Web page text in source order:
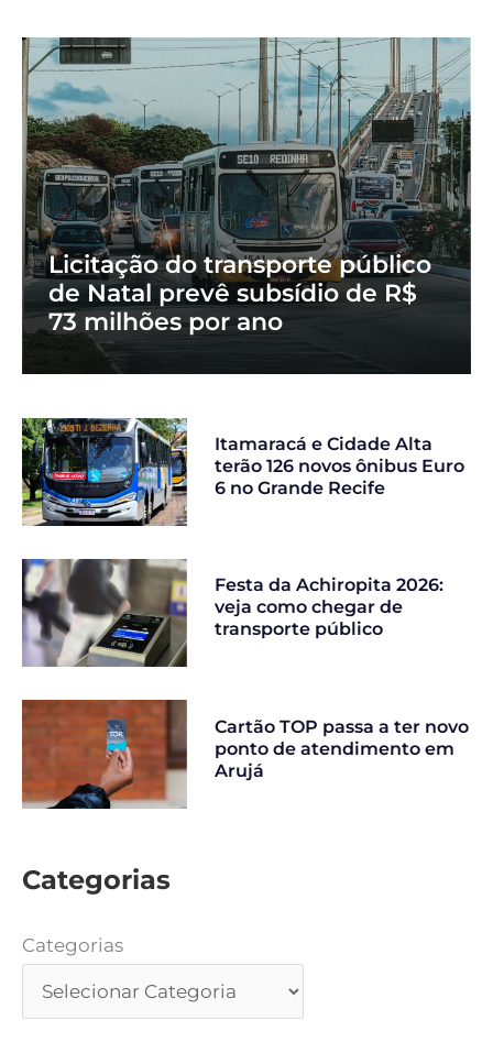
Licitação do transporte público
de Natal prevê subsídio de R$
73 milhões por ano
Itamaracá e Cidade Alta
terão 126 novos ônibus Euro
6 no Grande Recife
Festa da Achiropita 2026:
veja como chegar de
transporte público
Cartão TOP passa a ter novo
ponto de atendimento em
Arujá
Categorias
Categorias